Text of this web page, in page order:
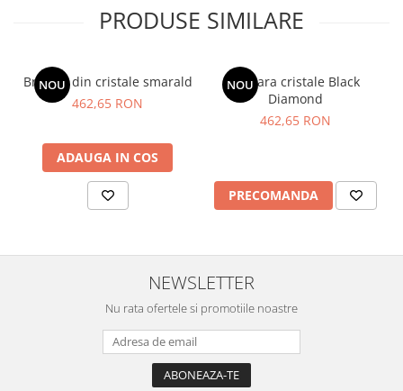
PRODUSE SIMILARE
NOU
Bratara din cristale smarald
462,65 RON
ADAUGA IN COS
NOU
Bratara cristale Black
Diamond
462,65 RON
PRECOMANDA
NEWSLETTER
Nu rata ofertele si promotiile noastre